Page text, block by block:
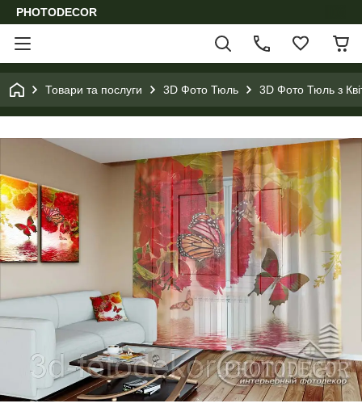
PHOTODECOR
Товари та послуги 3D Фото Тюль 3D Фото Тюль з